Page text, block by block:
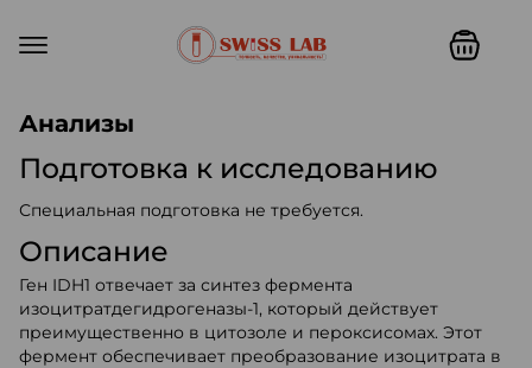
Анализы
Подготовка к исследованию
Специальная подготовка не требуется.
Описание
Ген IDH1 отвечает за синтез фермента
изоцитратдегидрогеназы-1, который действует
преимущественно в цитозоле и пероксисомах. Этот
фермент обеспечивает преобразование изоцитрата в